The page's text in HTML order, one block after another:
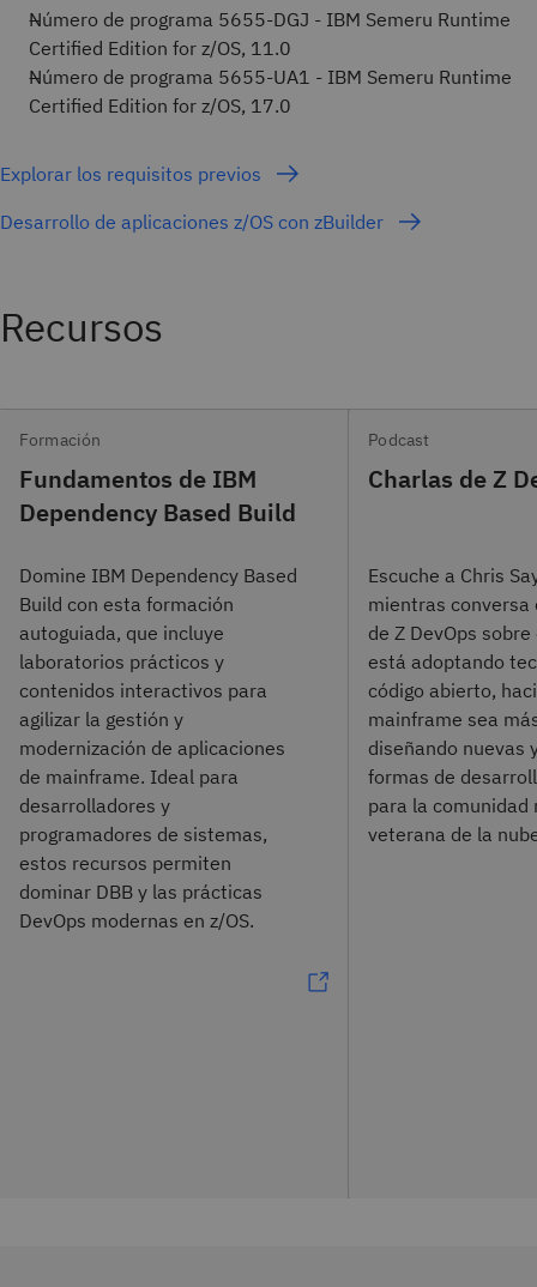
Número de programa 5655-DGJ - IBM Semeru Runtime
Certified Edition for z/OS, 11.0
Número de programa 5655-UA1 - IBM Semeru Runtime
Certified Edition for z/OS, 17.0
Explorar los requisitos previos
Desarrollo de aplicaciones z/OS con zBuilder
Recursos
Formación
Fundamentos de IBM
Dependency Based Build
Domine IBM Dependency Based
Build con esta formación
autoguiada, que incluye
laboratorios prácticos y
contenidos interactivos para
agilizar la gestión y
modernización de aplicaciones
de mainframe. Ideal para
desarrolladores y
programadores de sistemas,
estos recursos permiten
dominar DBB y las prácticas
DevOps modernas en z/OS.
Podcast
Charlas de Z
Escuche a Chris
mientras conversa
de Z DevOps
está adoptando
código abierto,
mainframe sea
diseñando nuevas
formas de
para la comunidad
veterana de la